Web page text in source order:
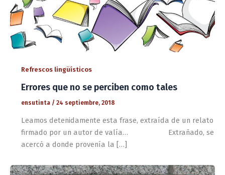
Refrescos lingüísticos
Errores que no se perciben como tales
ensutinta / 24 septiembre, 2018
Leamos detenidamente esta frase, extraída de un relato
firmado por un autor de valía… Extrañado, se
acercó a donde provenía la […]